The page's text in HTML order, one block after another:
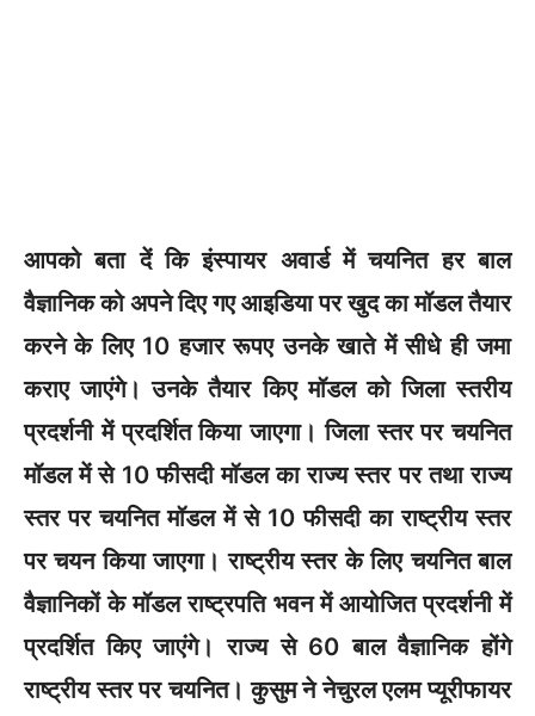
आपको बता दें कि इंस्पायर अवार्ड में चयनित हर बाल
वैज्ञानिक को अपने दिए गए आइडिया पर खुद का मॉडल तैयार
करने के लिए 10 हजार रूपए उनके खाते में सीधे ही जमा
कराए जाएंगे। उनके तैयार किए मॉडल को जिला स्तरीय
प्रदर्शनी में प्रदर्शित किया जाएगा। जिला स्तर पर चयनित
मॉडल में से 10 फीसदी मॉडल का राज्य स्तर पर तथा राज्य
स्तर पर चयनित मॉडल में से 10 फीसदी का राष्ट्रीय स्तर
पर चयन किया जाएगा। राष्ट्रीय स्तर के लिए चयनित बाल
वैज्ञानिकों के मॉडल राष्ट्रपति भवन में आयोजित प्रदर्शनी में
प्रदर्शित किए जाएंगे। राज्य से 60 बाल वैज्ञानिक होंगे
राष्ट्रीय स्तर पर चयनित। कुसुम ने नेचुरल एलम प्यूरीफायर